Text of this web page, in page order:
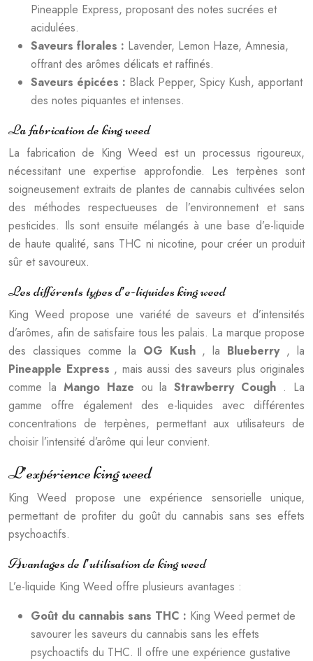
Pineapple Express, proposant des notes sucrées et
acidulées.
Saveurs florales : Lavender, Lemon Haze, Amnesia,
offrant des arômes délicats et raffinés.
Saveurs épicées : Black Pepper, Spicy Kush, apportant
des notes piquantes et intenses.
La fabrication de king weed
La fabrication de King Weed est un processus rigoureux,
nécessitant une expertise approfondie. Les terpènes sont
soigneusement extraits de plantes de cannabis cultivées selon
des méthodes respectueuses de l’environnement et sans
pesticides. Ils sont ensuite mélangés à une base d’e-liquide
de haute qualité, sans THC ni nicotine, pour créer un produit
sûr et savoureux.
Les différents types d’e-liquides king weed
King Weed propose une variété de saveurs et d’intensités
d’arômes, afin de satisfaire tous les palais. La marque propose
des classiques comme la OG Kush , la Blueberry , la
Pineapple Express , mais aussi des saveurs plus originales
comme la Mango Haze ou laStrawberry Cough . La
gamme offre également des e-liquides avec différentes
concentrations de terpènes, permettant aux utilisateurs de
choisir l’intensité d’arôme qui leur convient.
L’expérience king weed
King Weed propose une expérience sensorielle unique,
permettant de profiter du goût du cannabis sans ses effets
psychoactifs.
Avantages de l’utilisation de king weed
L’e-liquide King Weed offre plusieurs avantages :
Goût du cannabis sans THC : King Weed permet de
savourer les saveurs du cannabis sans les effets
psychoactifs du THC. Il offre une expérience gustative